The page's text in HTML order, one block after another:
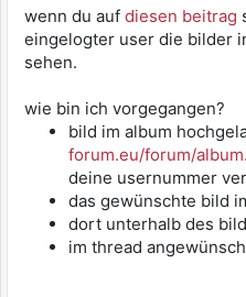
wenn du auf diesen beitrag
eingelogter user die bilder
sehen.
wie bin ich vorgegangen?
bild im album
forum.eu/forum/
deine usernummer
das gewünschte bild
dort unterhalb des
im thread